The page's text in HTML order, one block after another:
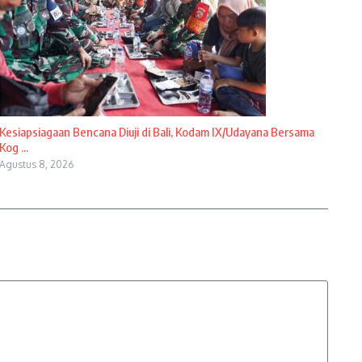
Kesiapsiagaan Bencana Diuji di Bali, Kodam IX/Udayana Bersama
Kog ...
Agustus 8, 2026